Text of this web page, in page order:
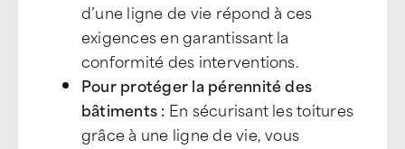
d’une ligne de vie répond à ces
exigences en garantissant la
conformité des interventions.
Pour protéger la pérennité des
bâtiments : En sécurisant les toitures
grâce à une ligne de vie, vous